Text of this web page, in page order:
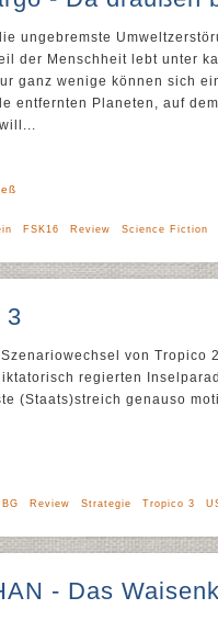
ungebremste
der Menschheit lebt unter
ganz wenige können sich
entfernten Planeten, auf
FSK16 Review Science Fiction
3
von Tropico
regierten
(Staats)streich genauso
Review Strategie Tropico 3
- Das